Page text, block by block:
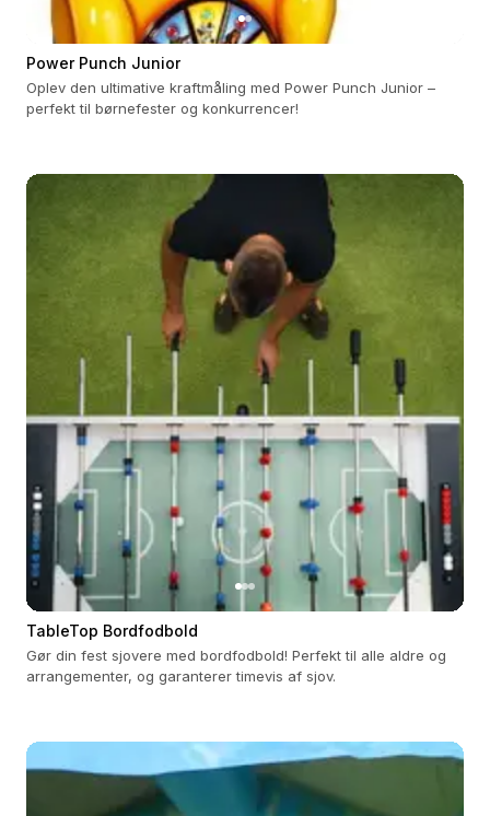
Power Punch Junior
Oplev den ultimative kraftmåling med Power Punch Junior –
perfekt til børnefester og konkurrencer!
TableTop Bordfodbold
Gør din fest sjovere med bordfodbold! Perfekt til alle aldre og
arrangementer, og garanterer timevis af sjov.